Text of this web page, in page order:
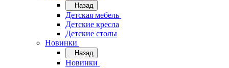
Назад
Детская мебель
Детские кресла
Детские столы
Новинки
Назад
Новинки